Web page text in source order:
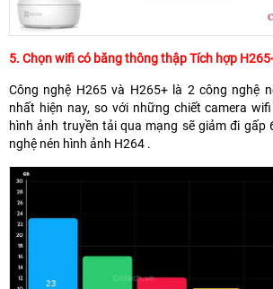
5. Chọn wifi có băng thông thập Tích hợp
Công nghệ H265 và H265+ là 2 công nghệ
nhất hiện nay, so với những chiết camera
hình ảnh truyền tải qua mạng sẽ giảm đi gấp
nghệ nén hình ảnh H264 .